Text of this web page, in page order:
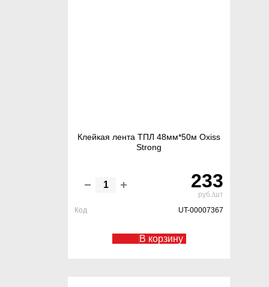
Клейкая лента ТПЛ 48мм*50м Oxiss
Strong
233
руб./шт
Код
UT-00007367
В корзину